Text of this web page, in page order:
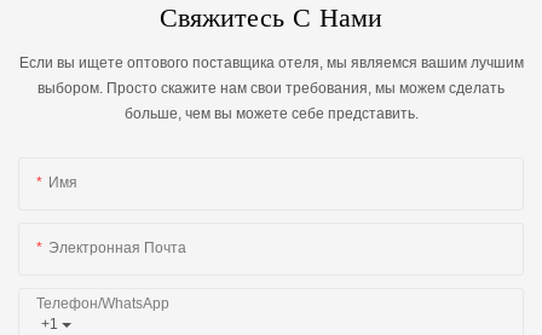
Свяжитесь С Нами
Если вы ищете оптового поставщика отеля, мы являемся вашим лучшим
выбором. Просто скажите нам свои требования, мы можем сделать
больше, чем вы можете себе представить.
Имя
Электронная Почта
+1
Телефон/WhatsApp